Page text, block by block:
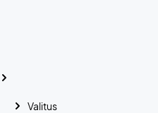
Valitus